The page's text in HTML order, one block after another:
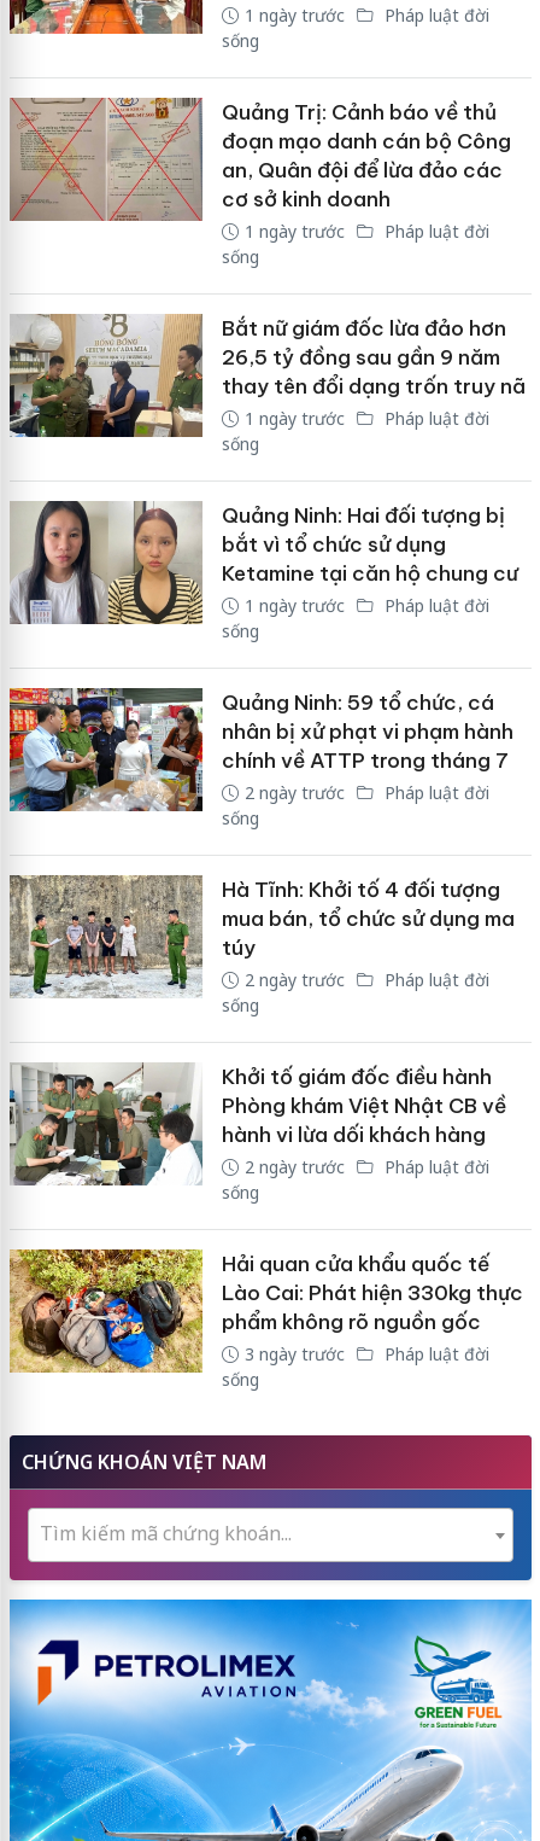
1 ngày trước
Pháp luật đời
sống
Quảng Trị: Cảnh báo về thủ
đoạn mạo danh cán bộ Công
an, Quân đội để lừa đảo các
cơ sở kinh doanh
1 ngày trước
Pháp luật đời
sống
Bắt nữ giám đốc lừa đảo hơn
26,5 tỷ đồng sau gần 9 năm
thay tên đổi dạng trốn truy nã
1 ngày trước
Pháp luật đời
sống
Quảng Ninh: Hai đối tượng bị
bắt vì tổ chức sử dụng
Ketamine tại căn hộ chung cư
1 ngày trước
Pháp luật đời
sống
Quảng Ninh: 59 tổ chức, cá
nhân bị xử phạt vi phạm hành
chính về ATTP trong tháng 7
2 ngày trước
Pháp luật đời
sống
Hà Tĩnh: Khởi tố 4 đối tượng
mua bán, tổ chức sử dụng ma
túy
2 ngày trước
Pháp luật đời
sống
Khởi tố giám đốc điều hành
Phòng khám Việt Nhật CB về
hành vi lừa dối khách hàng
2 ngày trước
Pháp luật đời
sống
Hải quan cửa khẩu quốc tế
Lào Cai: Phát hiện 330kg thực
phẩm không rõ nguồn gốc
3 ngày trước
Pháp luật đời
sống
CHỨNG KHOÁN VIỆT NAM
Tìm kiếm mã chứng khoán...